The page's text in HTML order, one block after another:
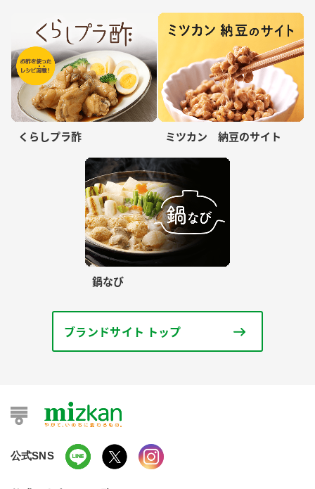
くらしプラ酢 ミツカン 納豆のサイト
鍋なび
ブランドサイト トップ
公式SNS